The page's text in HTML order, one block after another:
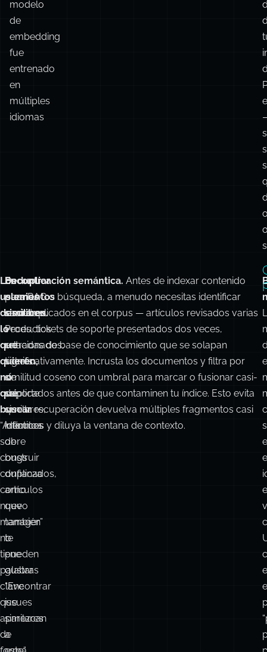
modelo
de
embedding
fue
entrenado
en
múltiples
idiomas
Los
usuarios
describen
lo
que
quieren,
no
qué
buscar.
“Artículos
sobre
construir
confianza
como
nuevo
manager”
no
tiene
palabras
clave
que
aparezcan
de
Encontrar
elementos
similares.
Productos
relacionados,
tickets
de
soporte
similares,
informes
de
bugs
duplicados,
artículos
que
también
te
pueden
gustar.
“Encontrar
issues
similares
a
Deduplicación semántica. Antes de indexar contenido
para RAG o búsqueda, a menudo necesitas identificar
casi-duplicados en el corpus — artículos revisados varias
veces, tickets de soporte presentados dos veces,
entradas de base de conocimiento que se solapan
significativamente. Incrusta los documentos y filtra por
similitud coseno con umbral para marcar o fusionar casi-
duplicados antes de que contaminen tu índice. Esto evita
que la recuperación devuelva múltiples fragmentos casi
idénticos y diluya la ventana de contexto.